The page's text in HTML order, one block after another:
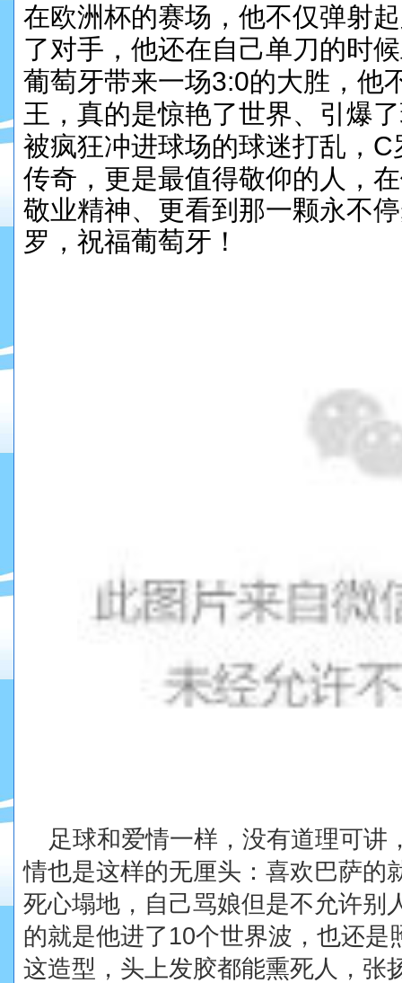
在欧洲杯的赛场，他不仅弹射
了对手，他还在自己单刀的时
葡萄牙带来一场3:0的大胜，他
王，真的是惊艳了世界、引爆
被疯狂冲进球场的球迷打乱， C
传奇，更是最值得敬仰的人，
敬业精神、更看到那一颗永不
罗，祝福葡萄牙！
足球和爱情一样，没有道理可讲
情也是这样的无厘头：喜欢巴萨的
死心塌地，自己骂娘但是不允许别
的就是他进了 10个世界波，也还是
这造型，头上发胶都能熏死人，张